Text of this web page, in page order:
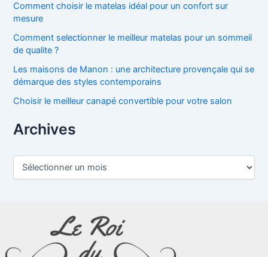
Comment choisir le matelas idéal pour un confort sur
mesure
Comment selectionner le meilleur matelas pour un sommeil
de qualite ?
Les maisons de Manon : une architecture provençale qui se
démarque des styles contemporains
Choisir le meilleur canapé convertible pour votre salon
Archives
A